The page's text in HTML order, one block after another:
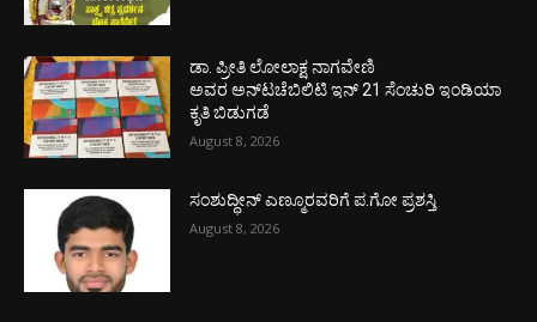
ಡಾ. ಪ್ರೀತಿ ಲೋಲಾಕ್ಷ ನಾಗವೇಣಿ
ಅವರ ಅನ್‌ಟಚೆಬಿಲಿಟಿ ಇನ್ 21 ಸೆಂಚುರಿ ಇಂಡಿಯಾ
ಕೃತಿ ಬಿಡುಗಡೆ
August 8, 2026
ಸಂಶುದ್ಧೀನ್ ಎಣ್ಮೂರವರಿಗೆ ಪ.ಗೋ ಪ್ರಶಸ್ತಿ
August 8, 2026